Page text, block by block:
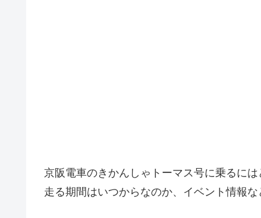
京阪電車のきかんしゃトーマス号に乗るに
走る期間はいつからなのか、イベント情報な